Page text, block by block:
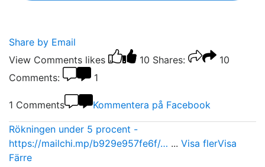
Share by Email
View Comments likes 10 Shares:
10
Comments:
1
1 Comments Kommentera på Facebook
Rökningen under 5 procent -
https://mailchi.mp/b929e957fe6f/… ... Visa flerVisa
Färre